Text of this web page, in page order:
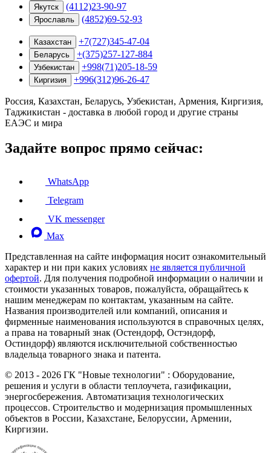
Якутск (4112)23-90-97
Ярославль (4852)69-52-93
Казахстан +7(727)345-47-04
Беларусь +(375)257-127-884
Узбекистан +998(71)205-18-59
Киргизия +996(312)96-26-47
Россия, Казахстан, Беларусь, Узбекистан, Армения, Киргизия,
Таджикистан - доставка в любой город и другие страны
ЕАЭС и мира
Задайте вопрос прямо сейчас:
WhatsApp
Telegram
VK messenger
Max
Представленная на сайте информация носит ознакомительный
характер и ни при каких условиях не является публичной
офертой. Для получения подробной информации о наличии и
стоимости указанных товаров, пожалуйста, обращайтесь к
нашим менеджерам по контактам, указанным на сайте.
Названия производителей или компаний, описания и
фирменные наименования используются в справочных целях,
а права на товарный знак (Остендорф, Остэндорф,
Остиндорф) являются исключительной собственностью
владельца товарного знака и патента.
© 2013 - 2026 ГК "Новые технологии" : Оборудование,
решения и услуги в области теплоучета, газификации,
энергосбережения. Автоматизация технологических
процессов. Строительство и модернизация промышленных
объектов в России, Казахстане, Белоруссии, Армении,
Киргизии.